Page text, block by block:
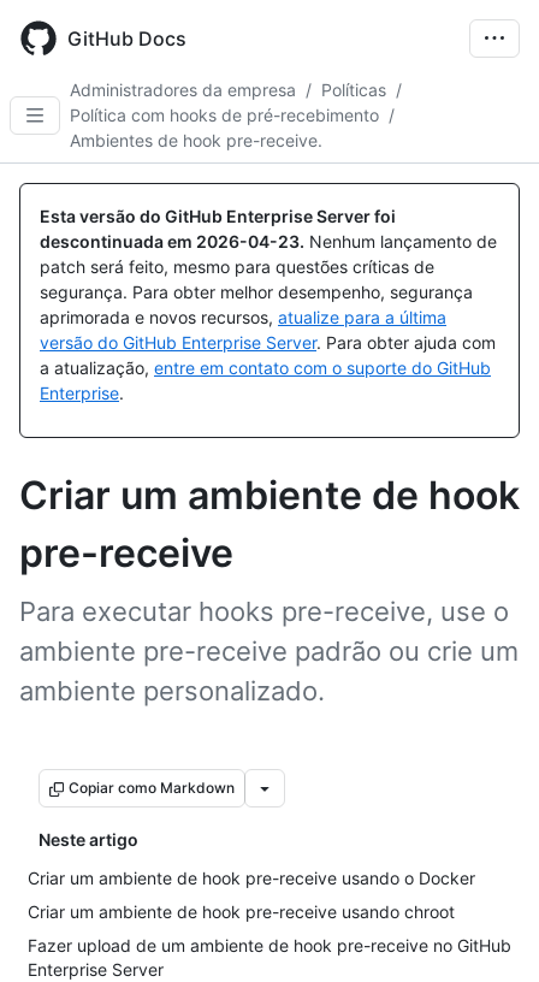
main
GitHub Docs
Administradores da empresa / Políticas /
Política com hooks de pré-recebimento /
Ambientes de hook pre-receive.
Esta versão do GitHub Enterprise Server foi
descontinuada em 2026-04-23. Nenhum lançamento de
patch será feito, mesmo para questões críticas de
segurança. Para obter melhor desempenho, segurança
aprimorada e novos recursos, atualize para a última
versão do GitHub Enterprise Server. Para obter ajuda com
a atualização, entre em contato com o suporte do GitHub
Enterprise.
Criar um ambiente de hook
pre-receive
Para executar hooks pre-receive, use o
ambiente pre-receive padrão ou crie um
ambiente personalizado.
Copiar como Markdown
Neste artigo
Criar um ambiente de hook pre-receive usando o Docker
Criar um ambiente de hook pre-receive usando chroot
Fazer upload de um ambiente de hook pre-receive no GitHub
Enterprise Server